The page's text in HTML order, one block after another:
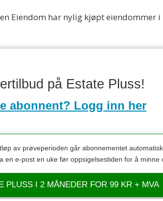
Eiendom har nylig kjøpt eiendommer
på Estate Pluss!
abonnent? Logg inn her
av prøveperioden går abonnementet
en e-post en uke før oppsigelsestiden for å minne
PLUSS I 2 MÅNEDER FOR 99 KR + MVA